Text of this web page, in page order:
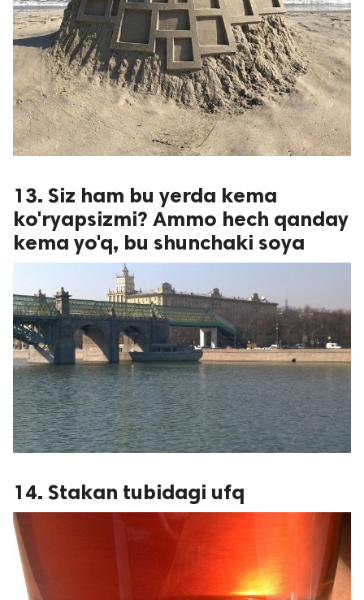
13. Siz ham bu yerda kema
ko'ryapsizmi? Ammo hech qanday
kema yo'q, bu shunchaki soya
14. Stakan tubidagi ufq